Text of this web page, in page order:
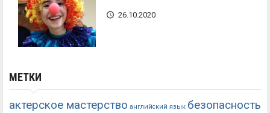
26.10.2020
МЕТКИ
актерское мастерство английский язык безопасность